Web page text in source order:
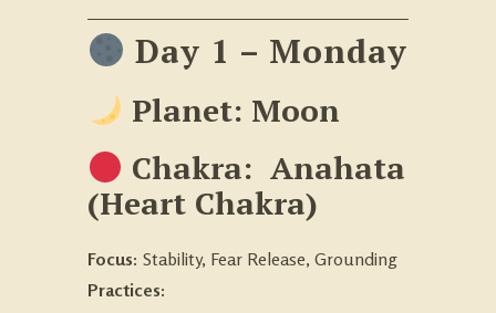
Day 1 – Monday
Planet: Moon
Chakra: Anahata
(Heart Chakra)
Focus: Stability, Fear Release, Grounding
Practices: